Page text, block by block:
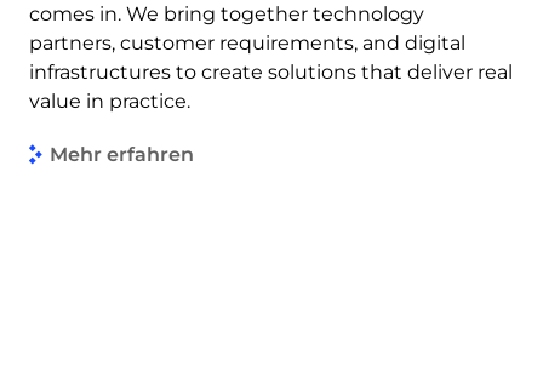
comes in. We bring together technology
partners, customer requirements, and digital
infrastructures to create solutions that deliver real
value in practice.
Mehr erfahren